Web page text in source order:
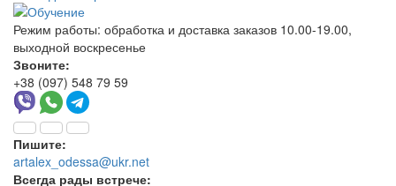
Режим работы: обработка и доставка заказов 10.00-19.00,
выходной воскресенье
Звоните:
+38 (097) 548 79 59
Пишите:
artalex_odessa@ukr.net
Всегда рады встрече: